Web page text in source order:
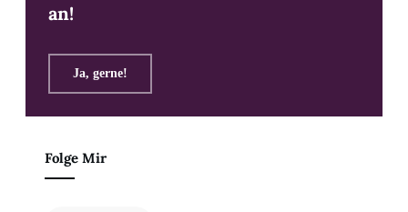
an!
Ja, gerne!
Folge Mir